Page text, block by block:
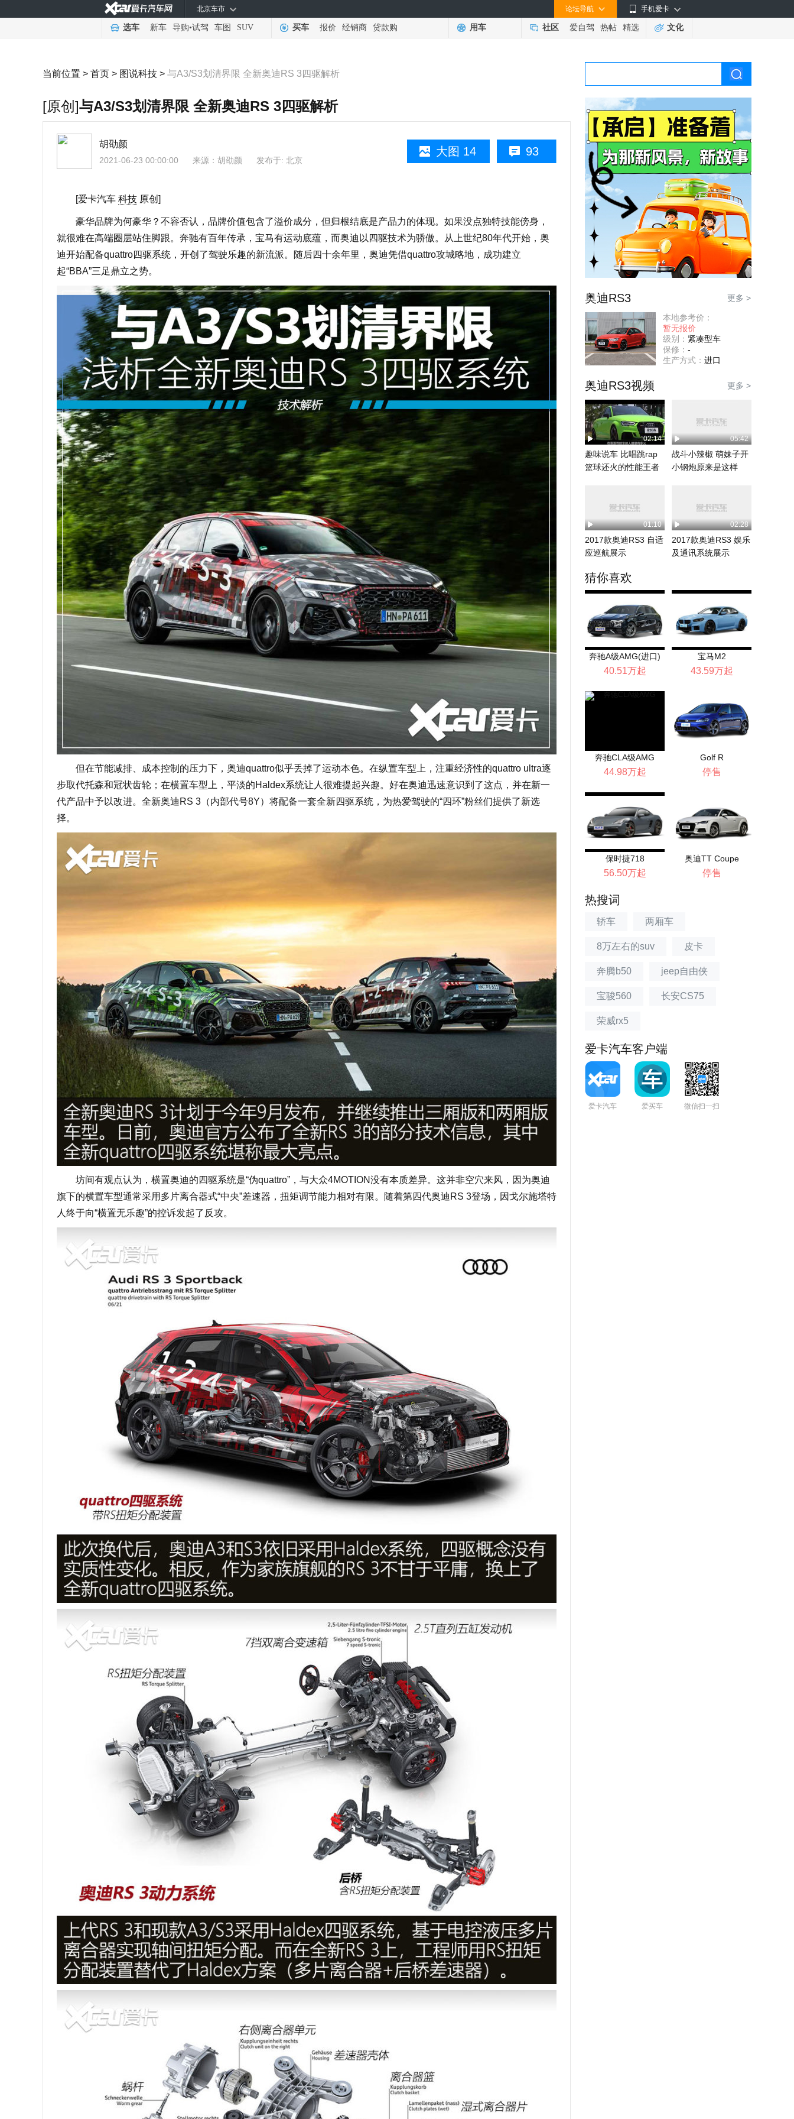
手机爱卡
论坛导航
北京车市
选车 新车 导购•试驾 车图 SUV 买车 报价 经销商 贷款购 用车 社区 爱自驾 热帖 精选 文化
当前位置 > 首页 > 图说科技 > 与A3/S3划清界限 全新奥迪RS 3四驱解析
[原创]与A3/S3划清界限 全新奥迪RS 3四驱解析
93
大图 14
胡劭颜
2021-06-23 00:00:00 来源： 胡劭颜 发布于: 北京
[爱卡汽车 科技 原创]
豪华品牌为何豪华？不容否认，品牌价值包含了溢价成分，但归根结底是产品力的体现。如果没点独特技能傍身，
就很难在高端圈层站住脚跟。奔驰有百年传承，宝马有运动底蕴，而奥迪以四驱技术为骄傲。从上世纪80年代开始，奥
迪开始配备quattro四驱系统，开创了驾驶乐趣的新流派。随后四十余年里，奥迪凭借quattro攻城略地，成功建立
起“BBA”三足鼎立之势。
但在节能减排、成本控制的压力下，奥迪quattro似乎丢掉了运动本色。在纵置车型上，注重经济性的quattro ultra逐
步取代托森和冠状齿轮；在横置车型上，平淡的Haldex系统让人很难提起兴趣。好在奥迪迅速意识到了这点，并在新一
代产品中予以改进。全新奥迪RS 3（内部代号8Y）将配备一套全新四驱系统，为热爱驾驶的“四环”粉丝们提供了新选
择。
坊间有观点认为，横置奥迪的四驱系统是“伪quattro”，与大众4MOTION没有本质差异。这并非空穴来风，因为奥迪
旗下的横置车型通常采用多片离合器式“中央”差速器，扭矩调节能力相对有限。随着第四代奥迪RS 3登场，因戈尔施塔特
人终于向“横置无乐趣”的控诉发起了反攻。
奥迪RS3 更多 >
本地参考价：
暂无报价
级别： 紧凑型车
保修： -
生产方式： 进口
奥迪RS3视频 更多 >
02:14
趣味说车 比唱跳rap
篮球还火的性能王者
05:42
战斗小辣椒 萌妹子开
小钢炮原来是这样
01:10
2017款奥迪RS3 自适
应巡航展示
02:28
2017款奥迪RS3 娱乐
及通讯系统展示
猜你喜欢
奔驰A级AMG(进口)
40.51万起
宝马M2
43.59万起
奔驰CLA级AMG
44.98万起
Golf R
停售
保时捷718
56.50万起
奥迪TT Coupe
停售
热搜词
轿车 两厢车
8万左右的suv 皮卡
奔腾b50 jeep自由侠
宝骏560 长安CS75
荣威rx5
爱卡汽车客户端
爱卡汽车 爱买车 微信扫一扫